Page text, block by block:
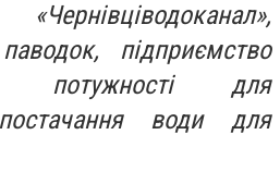
підприємство
потужності для
постачання води для